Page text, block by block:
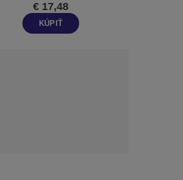
€ 17,48
KÚPIŤ